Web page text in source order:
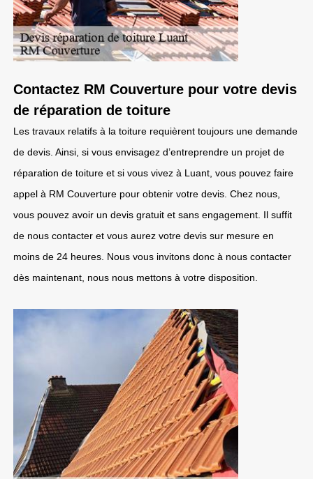
Contactez RM Couverture pour votre devis
de réparation de toiture
Les travaux relatifs à la toiture requièrent toujours une demande
de devis. Ainsi, si vous envisagez d’entreprendre un projet de
réparation de toiture et si vous vivez à Luant, vous pouvez faire
appel à RM Couverture pour obtenir votre devis. Chez nous,
vous pouvez avoir un devis gratuit et sans engagement. Il suffit
de nous contacter et vous aurez votre devis sur mesure en
moins de 24 heures. Nous vous invitons donc à nous contacter
dès maintenant, nous nous mettons à votre disposition.